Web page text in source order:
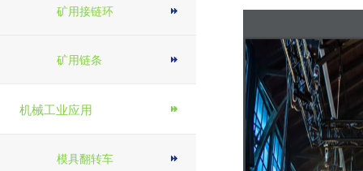
矿用接链环
矿用链条
机械工业应用
模具翻转车